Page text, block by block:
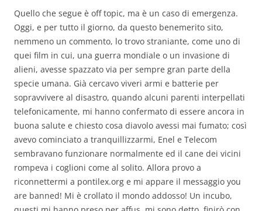
Quello che segue è off topic, ma è un caso di emergenza.
Oggi, e per tutto il giorno, da questo benemerito sito,
nemmeno un commento, lo trovo straniante, come uno di
quei film in cui, una guerra mondiale o un invasione di
alieni, avesse spazzato via per sempre gran parte della
specie umana. Già cercavo viveri armi e batterie per
sopravvivere al disastro, quando alcuni parenti interpellati
telefonicamente, mi hanno confermato di essere ancora in
buona salute e chiesto cosa diavolo avessi mai fumato; così
avevo cominciato a tranquillizzarmi, Enel e Telecom
sembravano funzionare normalmente ed il cane dei vicini
rompeva i coglioni come al solito. Allora provo a
riconnettermi a pontilex.org e mi appare il messaggio you
are banned! Mi è crollato il mondo addosso! Un incubo,